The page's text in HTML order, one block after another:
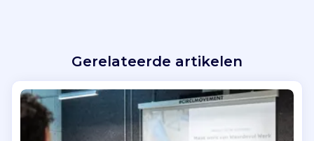
Gerelateerde artikelen